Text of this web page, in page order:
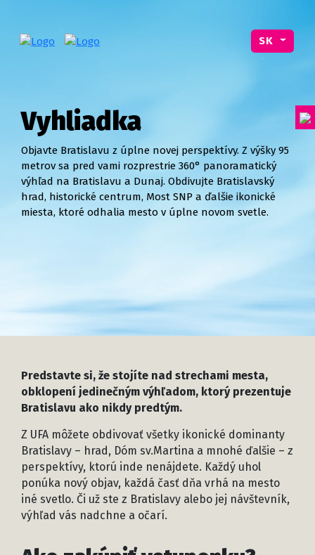
SK
Vyhliadka
Objavte Bratislavu z úplne novej perspektívy. Z výšky 95
metrov sa pred vami rozprestrie 360° panoramatický
výhľad na Bratislavu a Dunaj. Obdivujte Bratislavský
hrad, historické centrum, Most SNP a ďalšie ikonické
miesta, ktoré odhalia mesto v úplne novom svetle.
Predstavte si, že stojíte nad strechami mesta,
obklopení jedinečným výhľadom, ktorý prezentuje
Bratislavu ako nikdy predtým.
Z UFA môžete obdivovať všetky ikonické dominanty
Bratislavy – hrad, Dóm sv.Martina a mnohé ďalšie – z
perspektívy, ktorú inde nenájdete. Každý uhol
ponúka nový objav, každá časť dňa vrhá na mesto
iné svetlo. Či už ste z Bratislavy alebo jej návštevník,
výhľad vás nadchne a očarí.